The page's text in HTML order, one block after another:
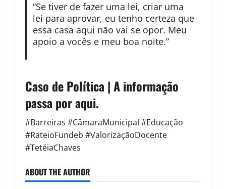
“Se tiver de fazer uma lei, criar uma
lei para aprovar, eu tenho certeza que
essa casa aqui não vai se opor. Meu
apoio a vocês e meu boa noite.”
Caso de Política | A informação
passa por aqui.
#Barreiras #CâmaraMunicipal #Educação
#RateioFundeb #ValorizaçãoDocente
#TetéiaChaves
ABOUT THE AUTHOR